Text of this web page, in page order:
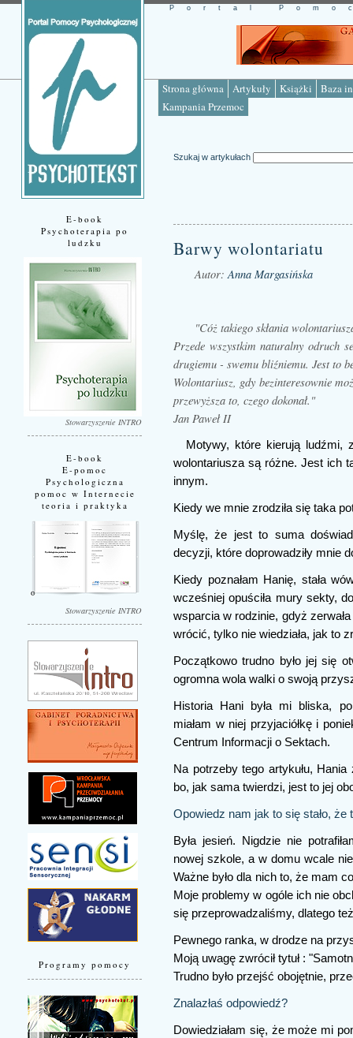
Strona główna Artykuły Książki
Baza
Kampania Przemoc
Portal
E-book
Psychoterapia po
ludzku
Stowarzyszenie INTRO
E-book
E-pomoc
Psychologiczna
pomoc w Internecie
teoria i praktyka
Stowarzyszenie INTRO
Programy pomocy
Szukaj w artykułach
Barwy wolontariatu
Autor: Anna Margasińska
"Cóż takiego skłania
Przede wszystkim naturalny odruch
drugiemu - swemu bliźniemu. Jest to
Wolontariusz, gdy bezinteresownie
przewyższa to, czego dokonał."
Jan Paweł II
Motywy, które kierują ludźmi,
wolontariusza są różne. Jest ich
innym.
Kiedy we mnie zrodziła się taka
Myślę, że jest to suma
decyzji, które doprowadziły mnie
Kiedy poznałam Hanię, stała
wcześniej opuściła mury sekty,
wsparcia w rodzinie, gdyż
wrócić, tylko nie wiedziała, jak to
Początkowo trudno było jej się
ogromna wola walki o swoją
Historia Hani była mi bliska,
miałam w niej przyjaciółkę i
Centrum Informacji o Sektach.
Na potrzeby tego artykułu,
bo, jak sama twierdzi, jest to jej
Opowiedz nam jak to się stało, że
Była jesień. Nigdzie nie
nowej szkole, a w domu wcale
Ważne było dla nich to, że mam
Moje problemy w ogóle ich nie
się przeprowadzaliśmy, dlatego
Pewnego ranka, w drodze na
Moją uwagę zwrócił tytuł :
Trudno było przejść obojętnie,
Znalazłaś odpowiedź?
Dowiedziałam się, że może mi